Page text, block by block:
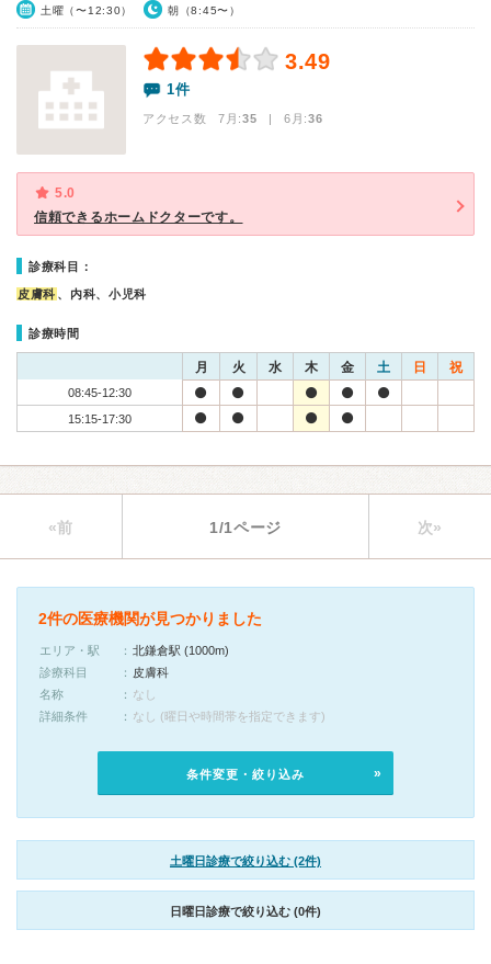
土曜（〜12:30） 朝（8:45〜）
3.49
1件
アクセス数 7月:35 | 6月:36
5.0
信頼できるホームドクターです。
診療科目：
皮膚科 、内科、小児科
診療時間
月 火 水 木 金 土 日 祝
08:45-12:30
15:15-17:30
«前 1/1ページ 次»
2件の医療機関が見つかりました
エリア・駅
北鎌倉駅 (1000m)
診療科目
皮膚科
名称
なし
詳細条件
なし (曜日や時間帯を指定できます)
条件変更・絞り込み
土曜日診療で絞り込む (2件)
日曜日診療で絞り込む (0件)